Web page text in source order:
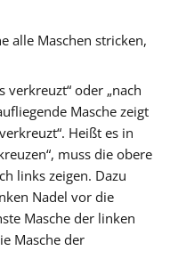
alle Maschen stricken,
verkreuzt“ oder „nach
Masche zeigt
Heißt es in
muss die obere
links zeigen. Dazu
Nadel vor die
Masche der linken
Masche der